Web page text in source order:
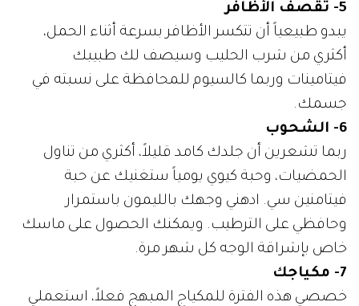
5- تقصف الأظافر
يبدو طبيعياً أن تتكسر الأظافر بسرعة أثناء الحمل،
أكثري من شرب الحليب وسيصف لك طبيبك
فيتامينات وربما كالسيوم للمحافظة على نسبته في
جسمك.
6- الشحوب
ربما تشعرين أن جلدك كامد قليلاً، أكثري من تناول
الحمضيات، وحبة كيوي يومياً ستغنيك عن حبة
فيتامنين سي. ادهني وجهك بالليمون باستمرار
وحافظي على الترطيب. ويمكنك الحصول على ماسك
خاص بإشراقة الوجه كل شهر مرة.
7- مكياجك
خصصي هذه الفترة للمكياج المبهج فعلاً، استعملي